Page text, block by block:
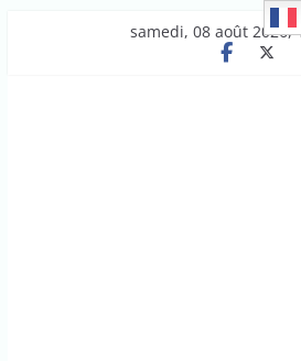
samedi, 08 août 2026,